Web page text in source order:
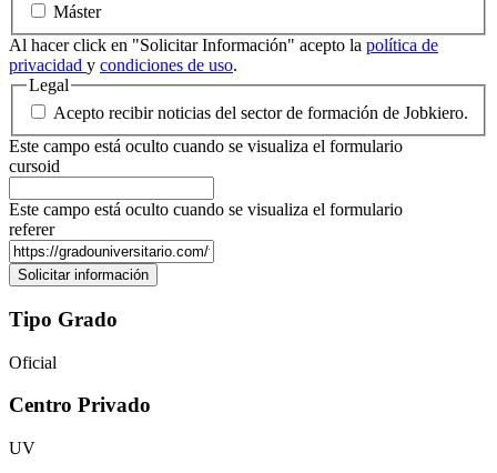
Máster
Al hacer click en "Solicitar Información" acepto la política de
privacidad y condiciones de uso.
Legal
Acepto recibir noticias del sector de formación de Jobkiero.
Este campo está oculto cuando se visualiza el formulario
cursoid
Este campo está oculto cuando se visualiza el formulario
referer
Tipo Grado
Oficial
Centro Privado
UV